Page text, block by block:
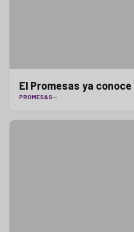
El Promesas ya
PROMESAS